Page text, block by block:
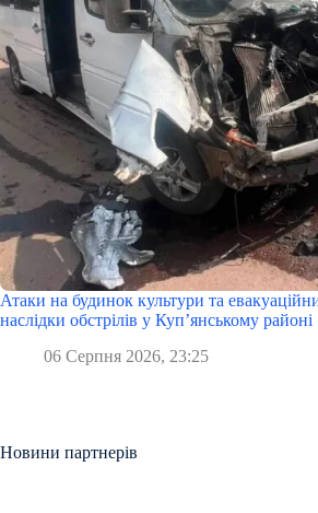
Атаки на будинок культури та
наслідки обстрілів у Куп’янському районі
06 Серпня 2026, 23:25
Новини партнерів